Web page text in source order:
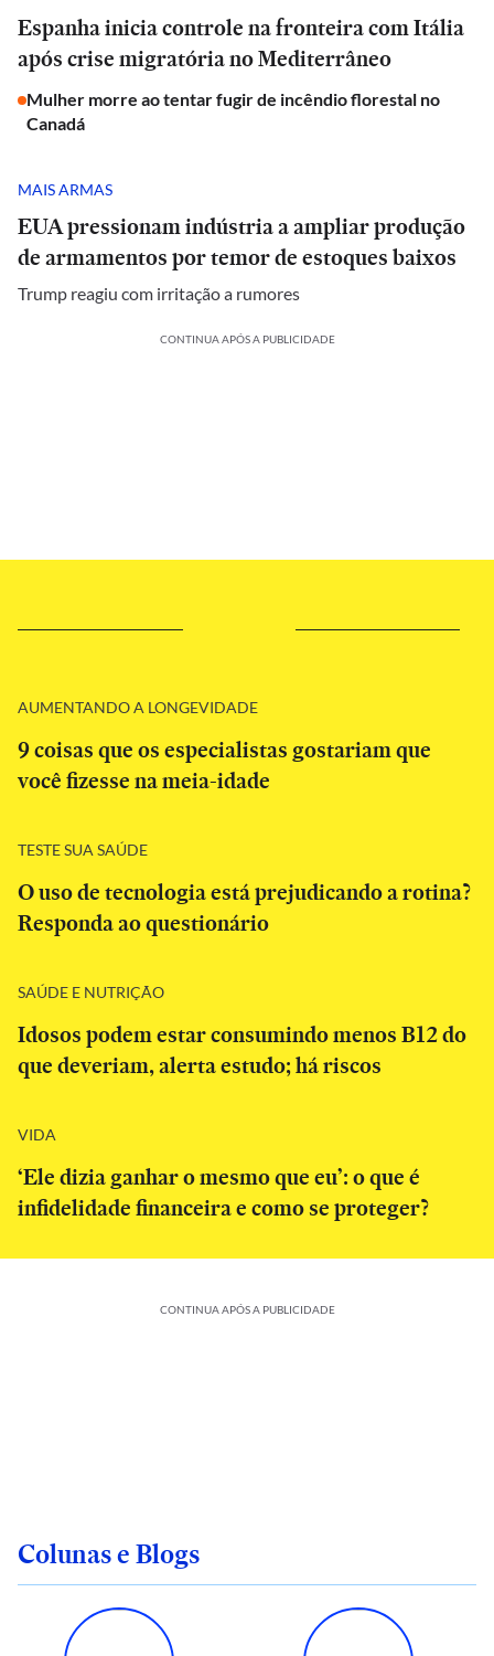
Espanha inicia controle na fronteira com Itália
após crise migratória no Mediterrâneo
Mulher morre ao tentar fugir de incêndio florestal no
Canadá
MAIS ARMAS
EUA pressionam indústria a ampliar produção
de armamentos por temor de estoques baixos
Trump reagiu com irritação a rumores
CONTINUA APÓS A PUBLICIDADE
AUMENTANDO A LONGEVIDADE
9 coisas que os especialistas gostariam que
você fizesse na meia-idade
TESTE SUA SAÚDE
O uso de tecnologia está prejudicando a rotina?
Responda ao questionário
SAÚDE E NUTRIÇÃO
Idosos podem estar consumindo menos B12 do
que deveriam, alerta estudo; há riscos
VIDA
‘Ele dizia ganhar o mesmo que eu’: o que é
infidelidade financeira e como se proteger?
CONTINUA APÓS A PUBLICIDADE
Colunas e Blogs